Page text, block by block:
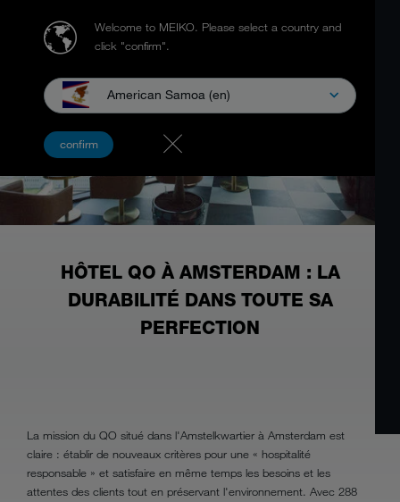
Welcome to MEIKO. Please select a country and
click "confirm".
American Samoa (en)
confirm
HÔTEL QO À AMSTERDAM : LA
DURABILITÉ DANS TOUTE SA
PERFECTION
La mission du QO situé dans l'Amstelkwartier à Amsterdam est
claire : établir de nouveaux critères pour une « hospitalité
responsable » et satisfaire en même temps les besoins et les
attentes des clients tout en préservant l'environnement. Avec 288